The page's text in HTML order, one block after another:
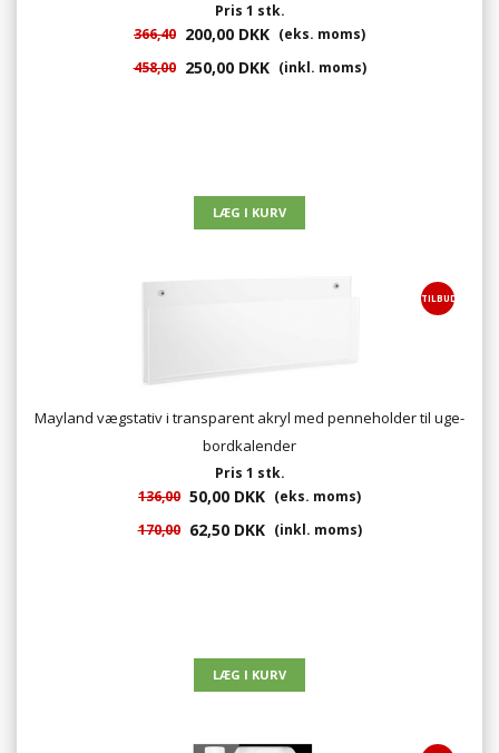
Pris 1 stk.
366,40 200,00 DKK (eks. moms)
458,00 250,00 DKK (inkl. moms)
TILBUD
Mayland vægstativ i transparent akryl med penneholder til uge-
bordkalender
Pris 1 stk.
136,00 50,00 DKK (eks. moms)
170,00 62,50 DKK (inkl. moms)